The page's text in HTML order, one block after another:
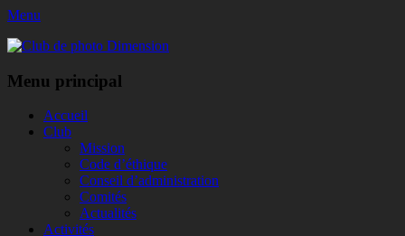
Menu
Club de photo Dimension
Menu principal
Aller
Accueil
Club
Mission
Code d’éthique
Conseil d’administration
Comités
Actualités
Activités